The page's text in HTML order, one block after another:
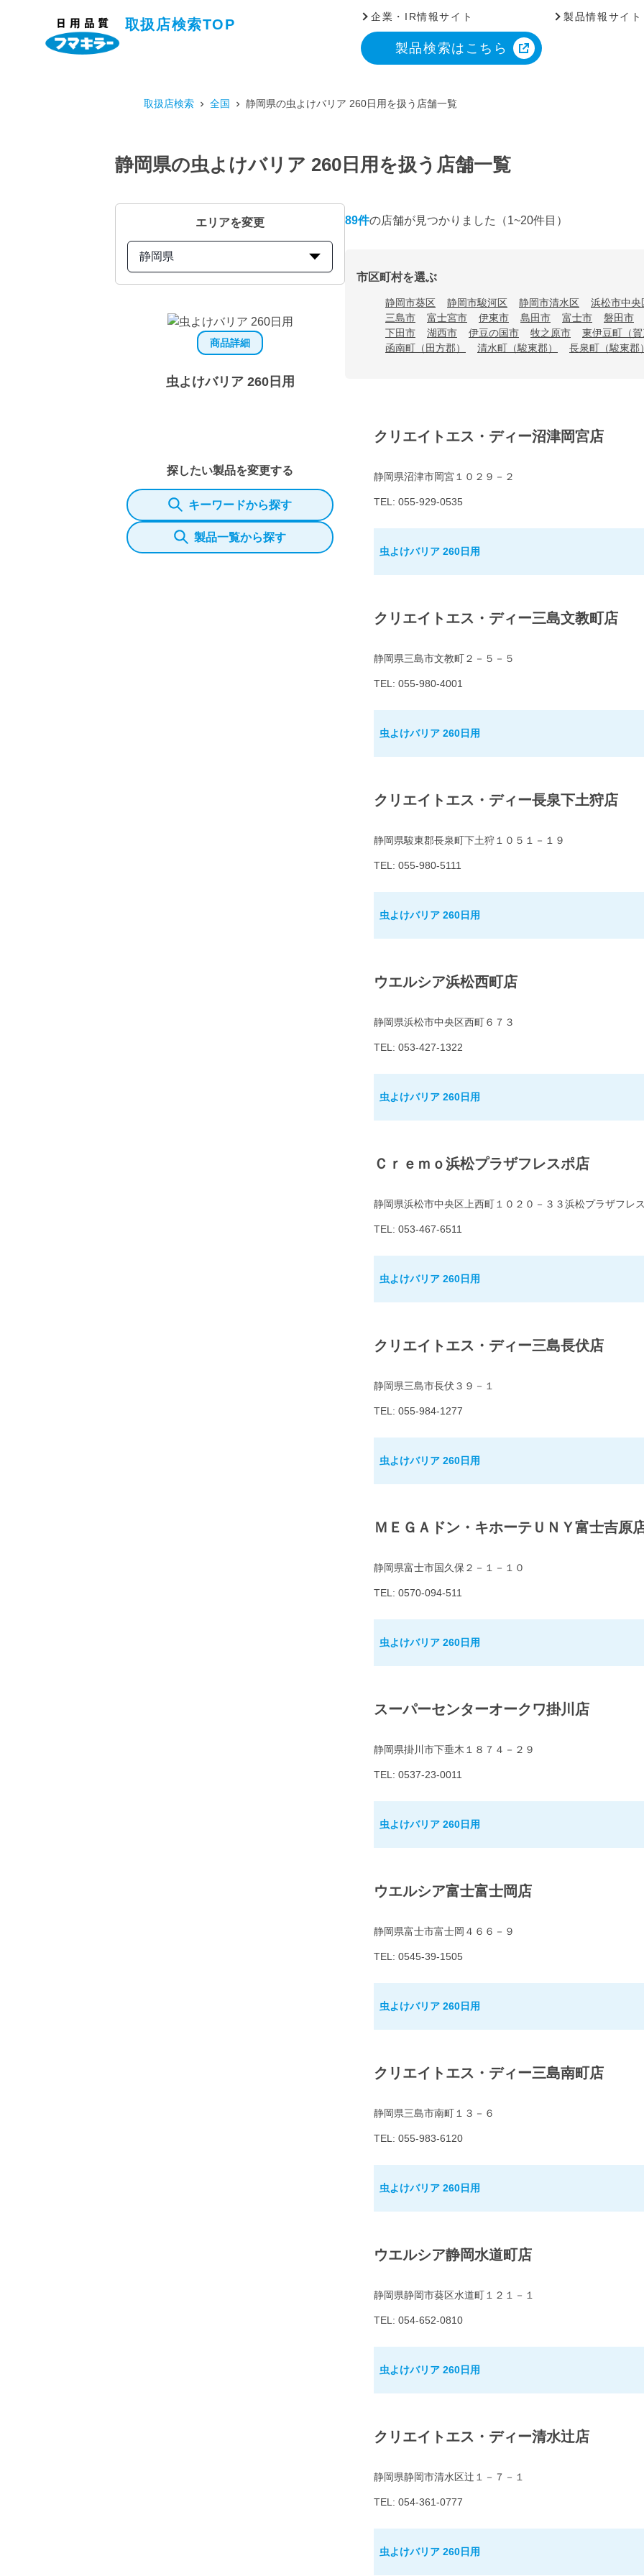
取扱店検索TOP
企業・IR情報サイト 製品情報サイト
製品検索はこちら
取扱店検索 全国 静岡県の虫よけバリア 260日用を扱う店舗一覧
静岡県の虫よけバリア 260日用を扱う店舗一覧
エリアを変更
静岡県
商品詳細
虫よけバリア 260日用
探したい製品を変更する
キーワードから探す
製品一覧から探す
89件の店舗が見つかりました （1~20件目）
市区町村を選ぶ
静岡市葵区 静岡市駿河区 静岡市清水区
浜松市中央
三島市
富士宮市 伊東市 島田市 富士市
磐田市
下田市
湖西市 伊豆の国市 牧之原市
東伊豆町（
函南町（田方郡）
清水町（駿東郡） 長泉町（駿東郡
クリエイトエス・ディー沼津岡宮店
静岡県沼津市岡宮１０２９－２
TEL: 055-929-0535
虫よけバリア 260日用
クリエイトエス・ディー三島文教町店
静岡県三島市文教町２－５－５
TEL: 055-980-4001
虫よけバリア 260日用
クリエイトエス・ディー長泉下土狩店
静岡県駿東郡長泉町下土狩１０５１－１９
TEL: 055-980-5111
虫よけバリア 260日用
ウエルシア浜松西町店
静岡県浜松市中央区西町６７３
TEL: 053-427-1322
虫よけバリア 260日用
Ｃｒｅｍｏ浜松プラザフレスポ店
静岡県浜松市中央区上西町１０２０－３３浜松プラザフレ
TEL: 053-467-6511
虫よけバリア 260日用
クリエイトエス・ディー三島長伏店
静岡県三島市長伏３９－１
TEL: 055-984-1277
虫よけバリア 260日用
ＭＥＧＡドン・キホーテＵＮＹ富士吉原
静岡県富士市国久保２－１－１０
TEL: 0570-094-511
虫よけバリア 260日用
スーパーセンターオークワ掛川店
静岡県掛川市下垂木１８７４－２９
TEL: 0537-23-0011
虫よけバリア 260日用
ウエルシア富士富士岡店
静岡県富士市富士岡４６６－９
TEL: 0545-39-1505
虫よけバリア 260日用
クリエイトエス・ディー三島南町店
静岡県三島市南町１３－６
TEL: 055-983-6120
虫よけバリア 260日用
ウエルシア静岡水道町店
静岡県静岡市葵区水道町１２１－１
TEL: 054-652-0810
虫よけバリア 260日用
クリエイトエス・ディー清水辻店
静岡県静岡市清水区辻１－７－１
TEL: 054-361-0777
虫よけバリア 260日用